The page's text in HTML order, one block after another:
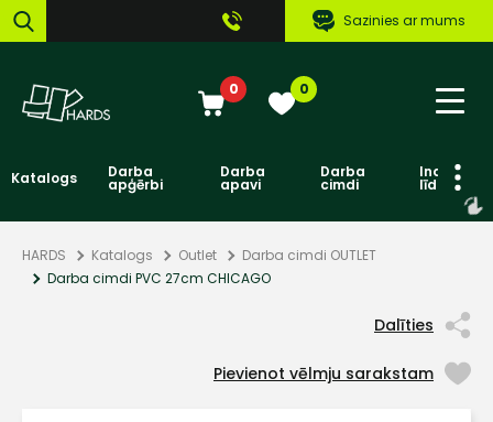
Sazinies ar mums
0 0
Katalogs Darba
apģērbi
Darba
apavi
Darba
cimdi līdzekļi
HARDS Katalogs Outlet
Darba cimdi OUTLET
Darba cimdi PVC 27cm CHICAGO
Dalīties
Pievienot vēlmju sarakstam